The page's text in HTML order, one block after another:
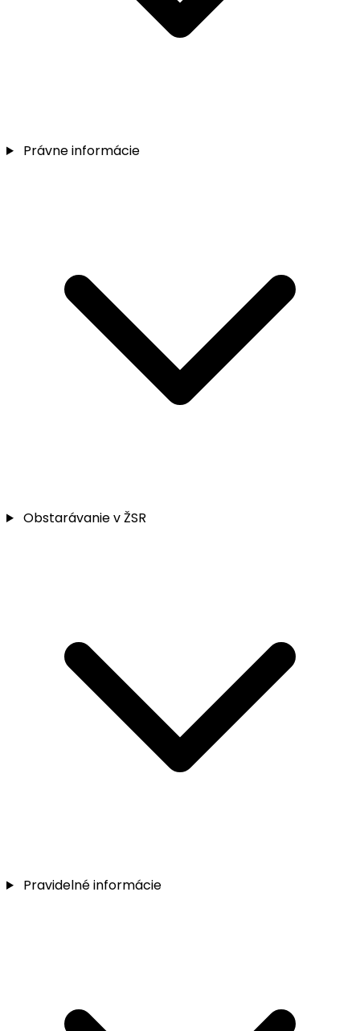
Právne informácie
Obstarávanie v ŽSR
Pravidelné informácie